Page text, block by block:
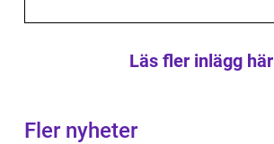
Läs fler inlägg här
Fler nyheter